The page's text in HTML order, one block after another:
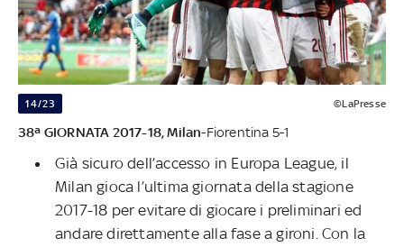
14/23 ©LaPresse
38ª GIORNATA 2017-18, Milan-Fiorentina 5-1
Già sicuro dell’accesso in Europa League, il
Milan gioca l’ultima giornata della stagione
2017-18 per evitare di giocare i preliminari ed
andare direttamente alla fase a gironi. Con la